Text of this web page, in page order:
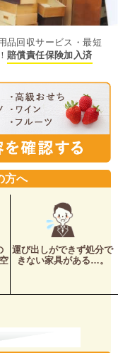
品回収サービス・最短
賠償責任保険加入済
方へ
運び出しができず処分で
きない家具がある…。